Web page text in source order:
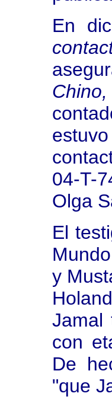
En
Chino,
04-T-
Olga
El
y
Jamal
con
De
"que